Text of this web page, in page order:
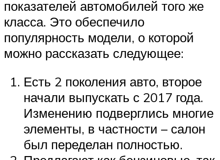
показателей автомобилей того же
класса. Это обеспечило
популярность модели, о которой
можно рассказать следующее:
Есть 2 поколения авто, второе
начали выпускать с 2017 года.
Изменению подверглись многие
элементы, в частности – салон
был переделан полностью.